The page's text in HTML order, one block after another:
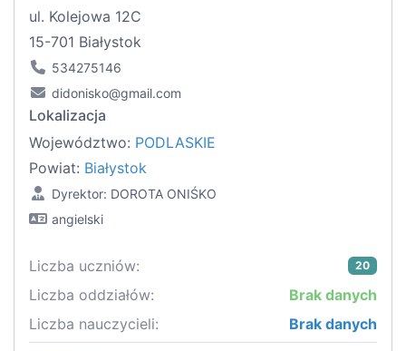
ul. Kolejowa 12C
15-701 Białystok
534275146
didonisko@gmail.com
Lokalizacja
Województwo: PODLASKIE
Powiat: Białystok
Dyrektor: DOROTA ONIŚKO
angielski
Liczba uczniów: 20
Liczba oddziałów:
Brak danych
Liczba nauczycieli:
Brak danych